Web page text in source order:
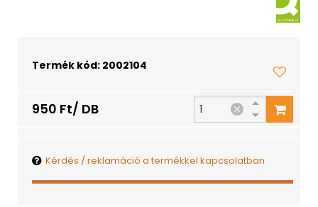
Termék kód: 2002104
950 Ft/ DB
Kérdés / reklamáció a termékkel kapcsolatban